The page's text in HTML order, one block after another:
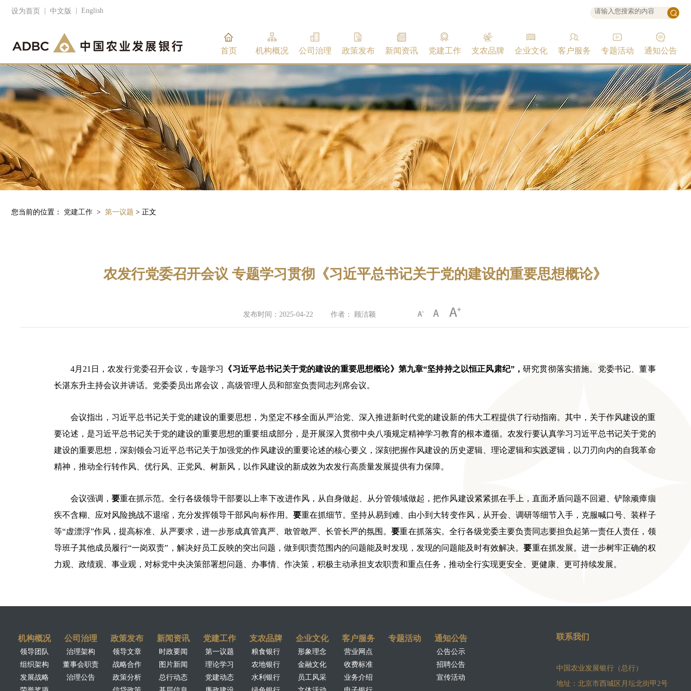
设为首页 中文版 English
首页 机构概况 公司治理 政策发布 新闻资讯 党建工作 支农品牌 企业文化 客户服务 专题活动 通知公告
您当前的位置： 党建工作 > 第一议题 > 正文
农发行党委召开会议 专题学习贯彻《习近平总书记关于党的建设的重要思想概论》
发布时间：2025-04-22 作者： 顾洁颖
4月21日，农发行党委召开会议，专题学习 《习近平总书记关于党的建设的重要思想概论》第九章“坚持持之以恒正风肃纪”，研究贯彻落实措施。党委书记、董事
长湛东升主持会议并讲话。党委委员出席会议，高级管理人员和部室负责同志列席会议。
会议指出，习近平总书记关于党的建设的重要思想，为坚定不移全面从严治党、深入推进新时代党的建设新的伟大工程提供了行动指南。其中，关于作风建设的重
要论述，是习近平总书记关于党的建设的重要思想的重要组成部分，是开展深入贯彻中央八项规定精神学习教育的根本遵循。农发行要认真学习习近平总书记关于党的
建设的重要思想，深刻领会习近平总书记关于加强党的作风建设的重要论述的核心要义，深刻把握作风建设的历史逻辑、理论逻辑和实践逻辑，以刀刃向内的自我革命
精神，推动全行转作风、优行风、正党风、树新风，以作风建设的新成效为农发行高质量发展提供有力保障。
会议强调， 要重在抓示范。全行各级领导干部要以上率下改进作风，从自身做起、从分管领域做起，把作风建设紧紧抓在手上，直面矛盾问题不回避、铲除顽瘴痼
疾不含糊、应对风险挑战不退缩，充分发挥领导干部风向标作用。 要重在抓细节。坚持从易到难、由小到大转变作风，从开会、调研等细节入手，克服喊口号、装样子
等“虚漂浮”作风，提高标准、从严要求，进一步形成真管真严、敢管敢严、长管长严的氛围。要重在抓落实。全行各级党委主要负责同志要担负起第一责任人责任，领
导班子其他成员履行“一岗双责” ，解决好员工反映的突出问题，做到职责范围内的问题能及时发现，发现的问题能及时有效解决。要重在抓发展。进一步树牢正确的权
力观、政绩观、事业观，对标党中央决策部署想问题、办事情、作决策，积极主动承担支农职责和重点任务，推动全行实现更安全、更健康、更可持续发展。
机构概况
领导团队
组织架构
发展战略
公司治理
治理架构
董事会职责
治理公告
政策发布
领导文章
战略合作
政策分析
新闻资讯
时政要闻
图片新闻
总行动态
党建工作
第一议题
理论学习
党建动态
支农品牌
粮食银行
农地银行
水利银行
企业文化
形象理念
金融文化
员工风采
客户服务
营业网点
收费标准
业务介绍
专题活动 通知公告
公告公示
招聘公告
宣传活动
联系我们
中国农业发展银行（总行）
地址：北京市西城区月坛北街甲2号